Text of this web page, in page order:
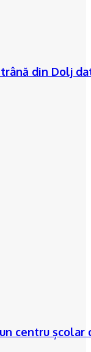
din Dolj
centru școlar